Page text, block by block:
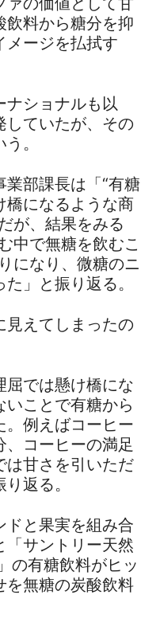
飲料から糖分を抑
メージを払拭す
ショナルも以
していたが、その
。
部課長は「“有糖
橋になるような商
が、結果をみる
中で無糖を飲むこ
になり、微糖のニ
」と振り返る。
えてしまったの
では懸け橋にな
いことで有糖から
。例えばコーヒー
コーヒーの満足
は甘さを引いただ
返る。
と果実を組み合
「サントリー天然
の有糖飲料がヒッ
を無糖の炭酸飲料